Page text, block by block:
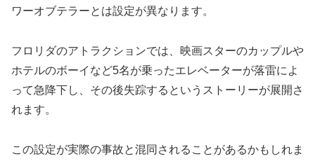
ワーオブテラーとは設定が異なります。
フロリダのアトラクションでは、映画スターのカップルや
ホテルのボーイなど5名が乗ったエレベーターが落雷によ
って急降下し、その後失踪するというストーリーが展開さ
れます。
この設定が実際の事故と混同されることがあるかもしれま